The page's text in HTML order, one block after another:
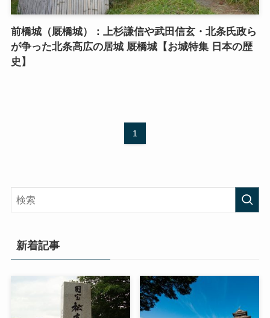
前橋城（厩橋城）：上杉謙信や武田信玄・北条氏政ら
が争った北条高広の居城 厩橋城【お城特集 日本の歴
史】
1
新着記事